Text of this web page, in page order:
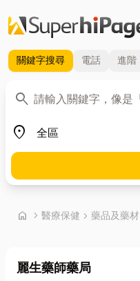
關鍵字搜尋 電話 進階
search
關鍵字
place
地區
home chevron_right 首頁
醫療保健 chevron_right 藥品及藥材
麗生藥師藥局